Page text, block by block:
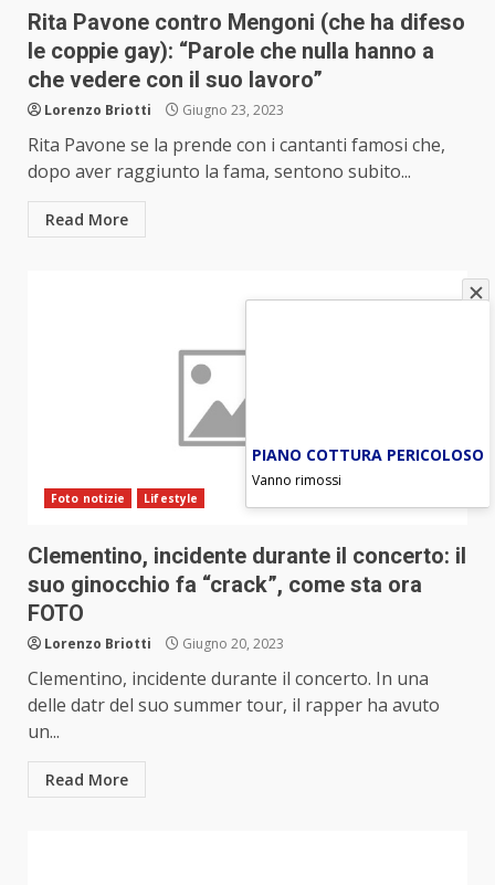
Rita Pavone contro Mengoni (che ha difeso
le coppie gay): “Parole che nulla hanno a
che vedere con il suo lavoro”
Lorenzo Briotti Giugno 23, 2023
Rita Pavone se la prende con i cantanti famosi che,
dopo aver raggiunto la fama, sentono subito...
Read More
Foto notizie Lifestyle
Clementino, incidente durante il concerto: il
suo ginocchio fa “crack”, come sta ora
FOTO
Lorenzo Briotti Giugno 20, 2023
Clementino, incidente durante il concerto. In una
delle datr del suo summer tour, il rapper ha avuto
un...
Read More
PIANO COTTURA PERICOLOSO
Vanno rimossi